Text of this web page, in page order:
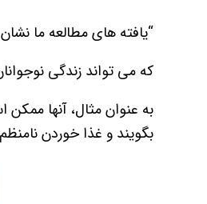
“یافته های مطالعه ما
که می تواند زندگی
به عنوان مثال، آنها
بگویند و غذا خوردن